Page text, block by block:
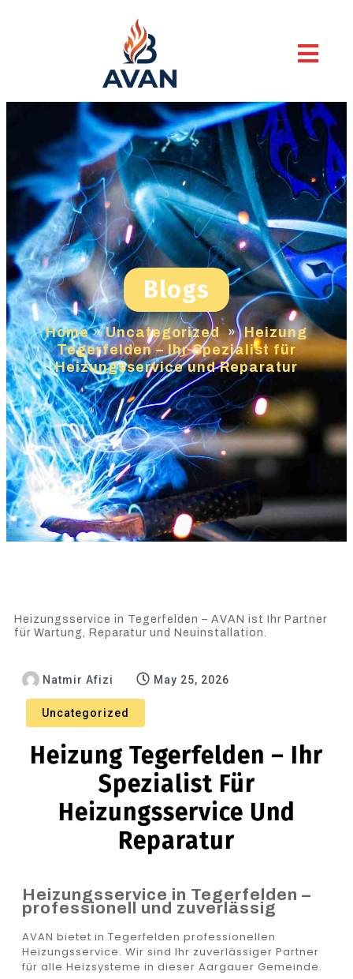
Blogs
Home»Uncategorized » Heizung
Tegerfelden – Ihr Spezialist für
Heizungsservice und Reparatur
Heizungsservice in Tegerfelden – AVAN ist Ihr Partner
für Wartung, Reparatur und Neuinstallation.
Natmir Afizi May 25, 2026
Uncategorized
Heizung Tegerfelden – Ihr
Spezialist Für
Heizungsservice Und
Reparatur
Heizungsservice in Tegerfelden –
professionell und zuverlässig
AVAN bietet in Tegerfelden professionellen
Heizungsservice. Wir sind Ihr zuverlässiger Partner
für alle Heizsysteme in dieser Aargauer Gemeinde.